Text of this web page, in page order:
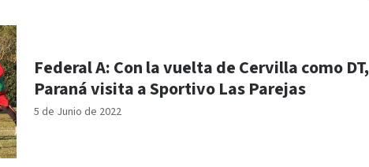
5 de Junio de 2022
Federal A: Con la vuelta de Cervilla como DT,
Paraná visita a Sportivo Las Parejas